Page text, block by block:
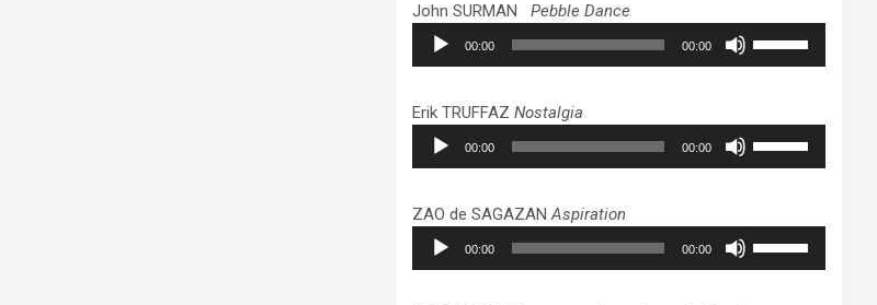
John SURMANPebble Dance
Lecteur
audio
00:00 00:00
pour
augmenter
ou
volume.
Erik TRUFFAZNostalgia
Lecteur
audio
00:00 00:00
pour
augmenter
ou
ZAO de SAGAZANAspiration
Lecteur
audio
00:00 00:00